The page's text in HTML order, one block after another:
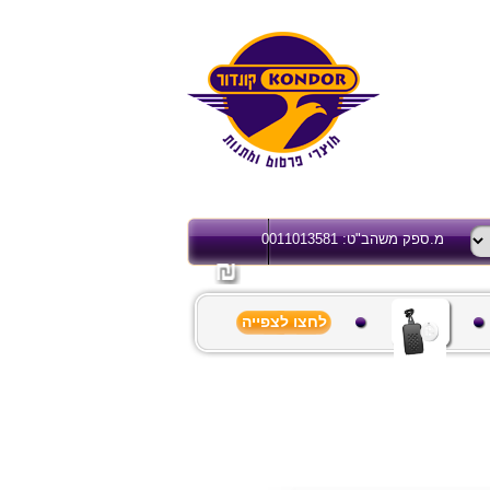
מ.ספק משהב"ט: 0011013581
לחצו לצפייה